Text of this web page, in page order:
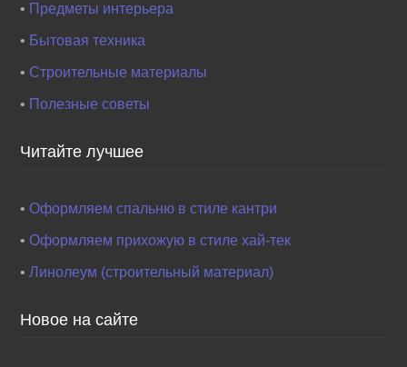
• Предметы интерьера
• Бытовая техника
•Строительные материалы
• Полезные советы
Читайте лучшее
•Оформляем спальню в стиле кантри
•Оформляем прихожую в стиле хай-тек
•Линолеум (строительный материал)
Новое на сайте